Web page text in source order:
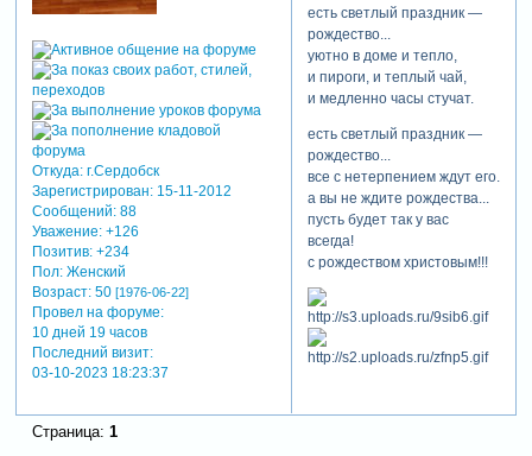
Откуда:г.Сердобск
Зарегистрирован: 15-11-2012
Сообщений:88
Уважение: +126
Позитив: +234
Пол:Женский
Возраст:50 [1976-06-22]
Провел на форуме:
10 дней 19 часов
Последний визит:
03-10-2023 18:23:37
есть светлый праздник —
рождество...
уютно в доме и тепло,
и пироги, и теплый чай,
и медленно часы стучат.
есть светлый праздник —
рождество...
все с нетерпением ждут его.
а вы не ждите рождества...
пусть будет так у вас
всегда!
с рождеством христовым!!!
Страница: 1